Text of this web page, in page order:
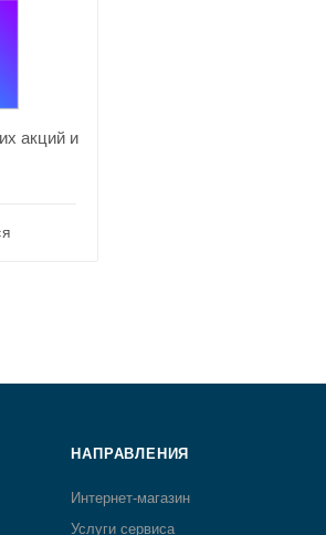
акций и
НАПРАВЛЕНИЯ
Интернет-магазин
Услуги сервиса